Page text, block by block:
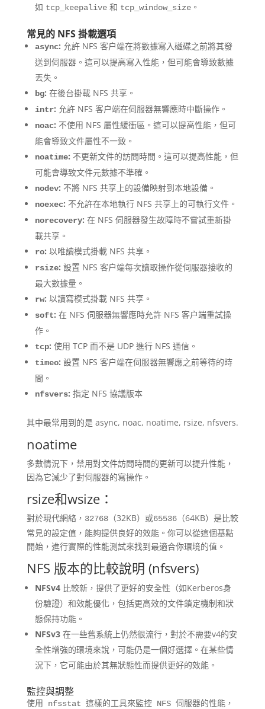
如 tcp_keepalive和 tcp_window_size。
常見的 NFS 掛載選項
async: 允許 NFS 客户端在將數據寫入磁碟之前將其發
送到伺服器。這可以提高寫入性能，但可能會導致數據
丟失。
bg: 在後台掛載 NFS 共享。
intr: 允許 NFS 客户端在伺服器無響應時中斷操作。
noac: 不使用 NFS 屬性緩衝區。這可以提高性能，但可
能會導致文件屬性不一致。
noatime: 不更新文件的訪問時間。這可以提高性能，但
可能會導致文件元數據不準確。
nodev: 不將 NFS 共享上的設備映射到本地設備。
noexec: 不允許在本地執行 NFS 共享上的可執行文件。
norecovery: 在 NFS 伺服器發生故障時不嘗試重新掛
載共享。
ro: 以唯讀模式掛載 NFS 共享。
rsize: 設置 NFS 客户端每次讀取操作從伺服器接收的
最大數據量。
rw: 以讀寫模式掛載 NFS 共享。
soft: 在 NFS 伺服器無響應時允許 NFS 客户端重試操
作。
tcp: 使用 TCP 而不是 UDP 進行 NFS 通信。
timeo: 設置 NFS 客户端在伺服器無響應之前等待的時
間。
nfsvers: 指定 NFS 協議版本
其中最常用到的是 async, noac, noatime, rsize, nfsvers.
noatime
多數情況下，禁用對文件訪問時間的更新可以提升性能，
因為它減少了對伺服器的寫操作。
rsize和wsize：
對於現代網絡， 32768（32KB）或65536（64KB）是比較
常見的設定值，能夠提供良好的效能。你可以從這個基點
開始，進行實際的性能測試來找到最適合你環境的值。
NFS 版本的比較說明 (nfsvers)
NFSv4比較新，提供了更好的安全性（如Kerberos身
份驗證）和效能優化，包括更高效的文件鎖定機制和狀
態保持功能。
NFSv3在一些舊系統上仍然很流行，對於不需要v4的安
全性增強的環境來說，可能仍是一個好選擇。在某些情
況下，它可能由於其無狀態性而提供更好的效能。
監控與調整
使用 nfsstat 這樣的工具來監控 NFS 伺服器的性能，